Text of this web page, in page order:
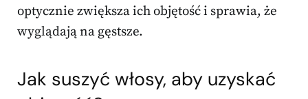
optycznie zwiększa ich objętość i sprawia, że
wyglądają na gęstsze.
Jak suszyć włosy, aby uzyskać